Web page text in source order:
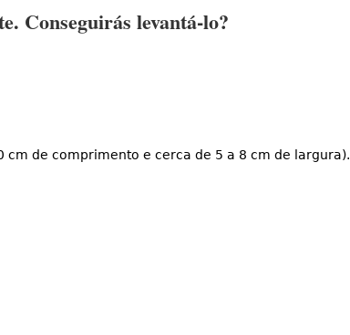
Conseguirás levantá-lo?
cm de comprimento e cerca de 5 a 8 cm de largura).